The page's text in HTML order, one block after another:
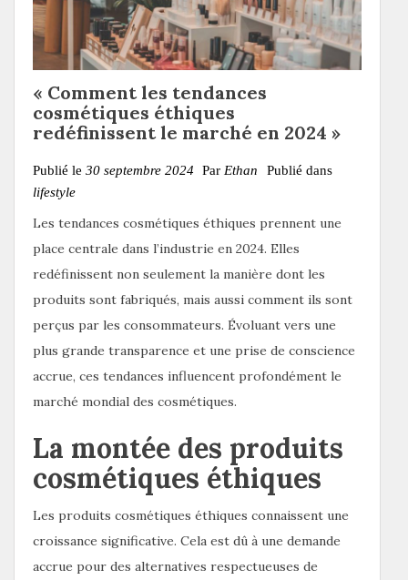
« Comment les tendances
cosmétiques éthiques
redéfinissent le marché en 2024 »
Publié le 30 septembre 2024 Par Ethan
Publié dans
lifestyle
Les tendances cosmétiques éthiques prennent une
place centrale dans l’industrie en 2024. Elles
redéfinissent non seulement la manière dont les
produits sont fabriqués, mais aussi comment ils sont
perçus par les consommateurs. Évoluant vers une
plus grande transparence et une prise de conscience
accrue, ces tendances influencent profondément le
marché mondial des cosmétiques.
La montée des produits
cosmétiques éthiques
Les produits cosmétiques éthiques connaissent une
croissance significative. Cela est dû à une demande
accrue pour des alternatives respectueuses de